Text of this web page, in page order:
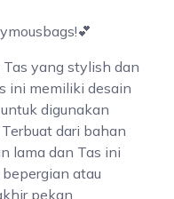
yang stylish dan
ini memiliki desain
digunakan
dari bahan
lama dan Tas ini
atau
pekan.